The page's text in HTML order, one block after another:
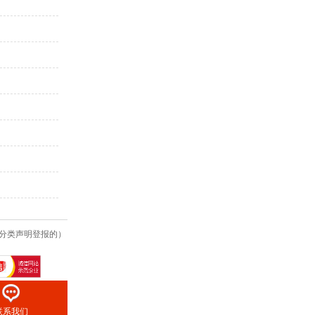
类声明登报的）
系我们